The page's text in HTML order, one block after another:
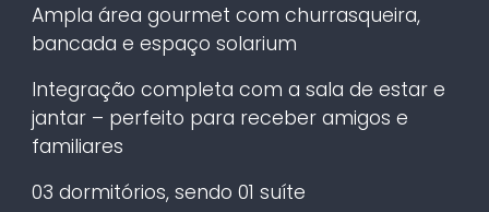
Ampla área gourmet com churrasqueira,
bancada e espaço solarium
Integração completa com a sala de estar e
jantar – perfeito para receber amigos e
familiares
03 dormitórios, sendo 01 suíte